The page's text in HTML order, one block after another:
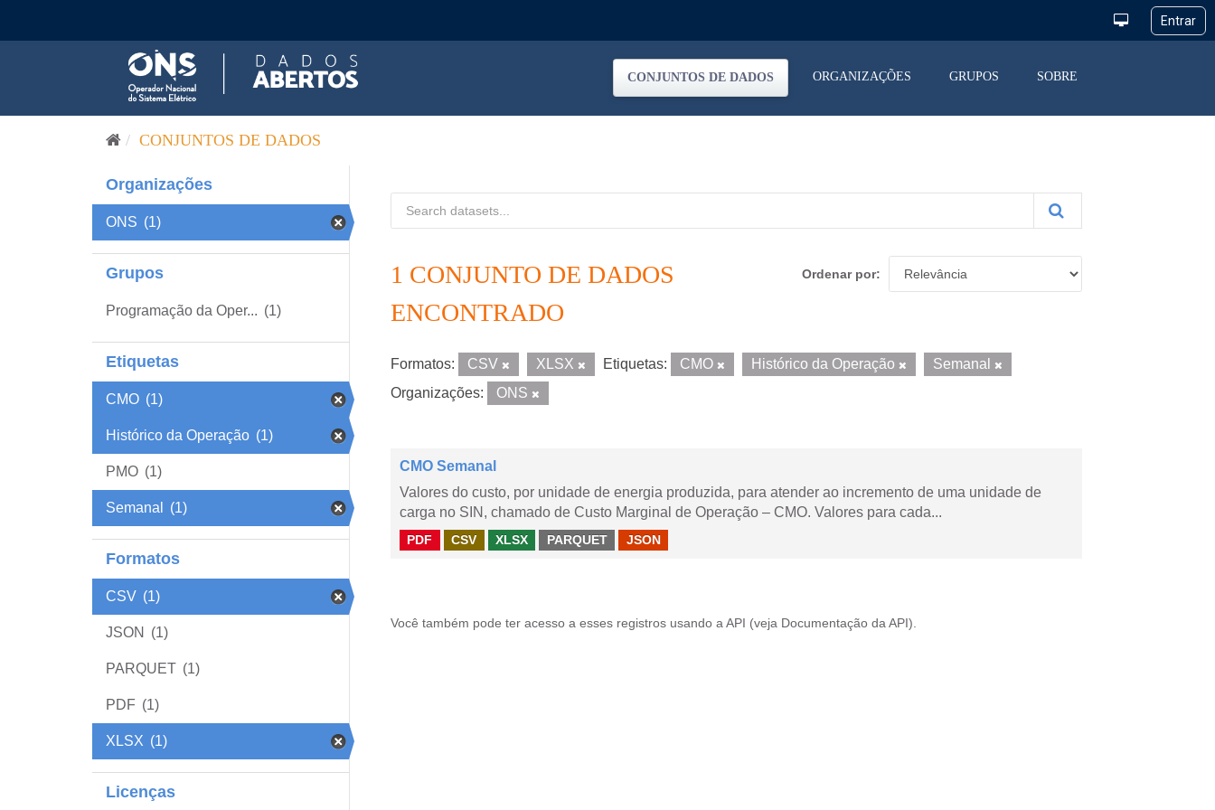
CONJUNTOS DE DADOS ORGANIZAÇÕES GRUPOS SOBRE
CONJUNTOS DE DADOS
Organizações
ONS (1)
Grupos
Programação da Oper... (1)
Etiquetas
CMO (1)
Histórico da Operação (1)
PMO (1)
Semanal (1)
Formatos
CSV (1)
JSON (1)
PARQUET (1)
PDF (1)
XLSX (1)
Licenças
Ordenar por
1 CONJUNTO DE DADOS
ENCONTRADO
Formatos: CSV XLSX Etiquetas: CMO Histórico da Operação
Semanal
Organizações:
ONS
CMO Semanal
Valores do custo, por unidade de energia produzida, para atender ao incremento de uma unidade de
carga no SIN, chamado de Custo Marginal de Operação – CMO. Valores para cada...
PDF CSV XLSX PARQUET JSON
Você também pode ter acesso a esses registros usando a API (veja Documentação da API ).